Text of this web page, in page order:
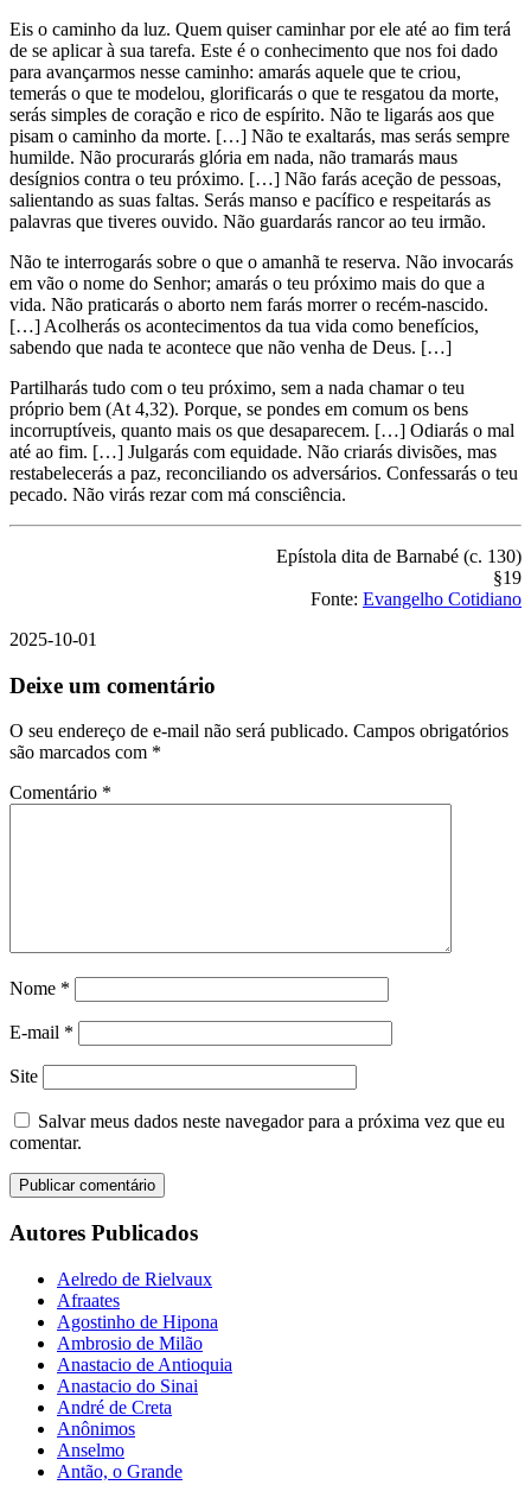
Eis o caminho da luz. Quem quiser caminhar por ele até ao fim terá
de se aplicar à sua tarefa. Este é o conhecimento que nos foi dado
para avançarmos nesse caminho: amarás aquele que te criou,
temerás o que te modelou, glorificarás o que te resgatou da morte,
serás simples de coração e rico de espírito. Não te ligarás aos que
pisam o caminho da morte. […] Não te exaltarás, mas serás sempre
humilde. Não procurarás glória em nada, não tramarás maus
desígnios contra o teu próximo. […] Não farás aceção de pessoas,
salientando as suas faltas. Serás manso e pacífico e respeitarás as
palavras que tiveres ouvido. Não guardarás rancor ao teu irmão.
Não te interrogarás sobre o que o amanhã te reserva. Não invocarás
em vão o nome do Senhor; amarás o teu próximo mais do que a
vida. Não praticarás o aborto nem farás morrer o recém-nascido.
[…] Acolherás os acontecimentos da tua vida como benefícios,
sabendo que nada te acontece que não venha de Deus. […]
Partilharás tudo com o teu próximo, sem a nada chamar o teu
próprio bem (At 4,32). Porque, se pondes em comum os bens
incorruptíveis, quanto mais os que desaparecem. […] Odiarás o mal
até ao fim. […] Julgarás com equidade. Não criarás divisões, mas
restabelecerás a paz, reconciliando os adversários. Confessarás o teu
pecado. Não virás rezar com má consciência.
Epístola dita de Barnabé (c. 130)
§19
Fonte: Evangelho Cotidiano
2025-10-01
Deixe um comentário
O seu endereço de e-mail não será publicado. Campos obrigatórios
são marcados com *
Comentário *
Nome *
E-mail *
Site
Salvar meus dados neste navegador para a próxima vez que eu
comentar.
Autores Publicados
Aelredo de Rielvaux
Afraates
Agostinho de Hipona
Ambrosio de Milão
Anastacio de Antioquia
Anastacio do Sinai
André de Creta
Anônimos
Anselmo
Antão, o Grande